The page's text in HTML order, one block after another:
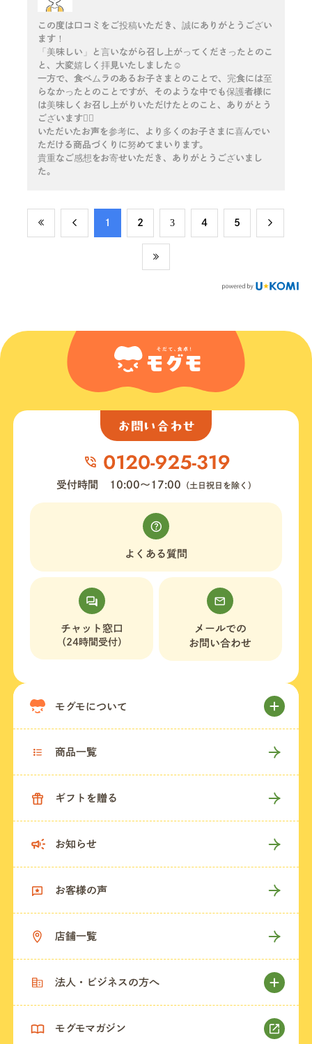
この度は口コミをご投稿いただき、誠にありがとうござい
ます！
「美味しい」と言いながら召し上がってくださったとのこ
と、大変嬉しく拝見いたしました☺️
一方で、食べムラのあるお子さまとのことで、完食には至
らなかったとのことですが、そのような中でも保護者様に
は美味しくお召し上がりいただけたとのこと、ありがとう
ございます🙇‍♀️
いただいたお声を参考に、より多くのお子さまに喜んでい
ただける商品づくりに努めてまいります。
貴重なご感想をお寄せいただき、ありがとうございまし
た。
​1 ​2 ​3 ​4 ​5
お問い合わせ
受付時間 10:00〜17:00 （土日祝日を除く）
よくある質問
チャット窓口
（24時間受付）
メールでの
お問い合わせ
モグモについて
商品一覧
ギフトを贈る
お知らせ
お客様の声
店舗一覧
法人・ビジネスの方へ
モグモマガジン